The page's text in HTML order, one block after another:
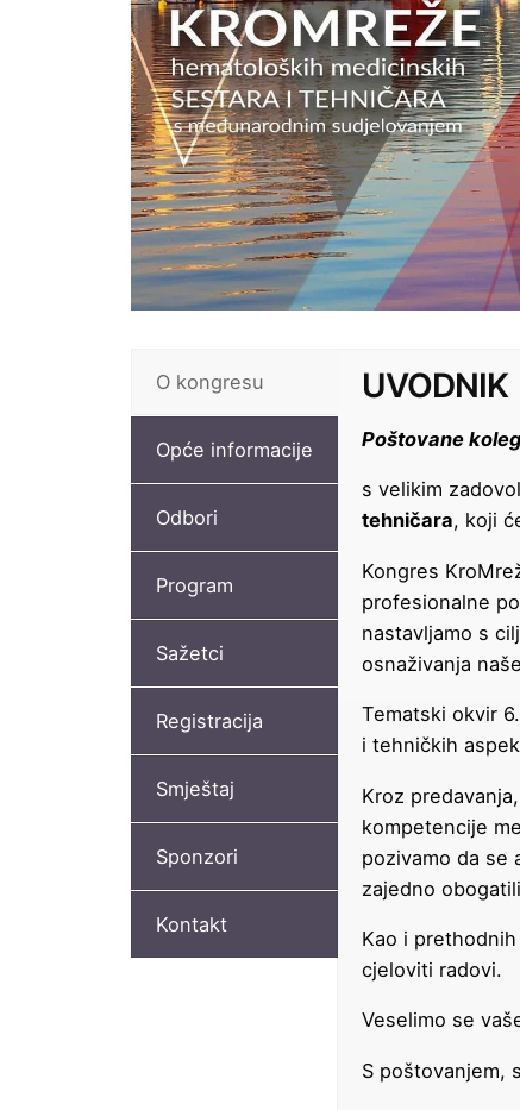
O kongresu
Opće informacije
Odbori
Program
Sažetci
Registracija
Smještaj
Sponzori
Kontakt
UVODNIK
Poštovane
s velikim
tehničara, koji
Kongres
profesionalne
nastavljamo s
osnaživanja
Tematski okvir
i tehničkih
Kroz
kompetencije
pozivamo da se
zajedno
Kao i
cjeloviti radovi.
Veselimo se
S poštovanjem,